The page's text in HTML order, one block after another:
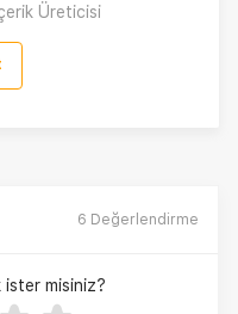
Üreticisi
6 Değerlendirme
misiniz?